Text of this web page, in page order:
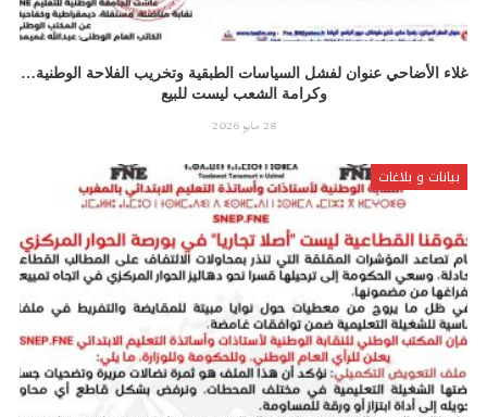
غلاء الأضاحي عنوان لفشل السياسات الطبقية وتخريب الفلاحة الوطنية…
وكرامة الشعب ليست للبيع
28 مايو 2026
بيانات و بلاغات